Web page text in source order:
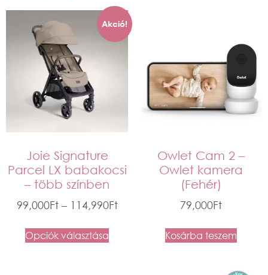
Akció!
Joie Signature
Parcel LX babakocsi
– több színben
99,000Ft – 114,990Ft
Opciók választása
Owlet Cam 2 –
Owlet kamera
(Fehér)
79,000Ft
Kosárba teszem